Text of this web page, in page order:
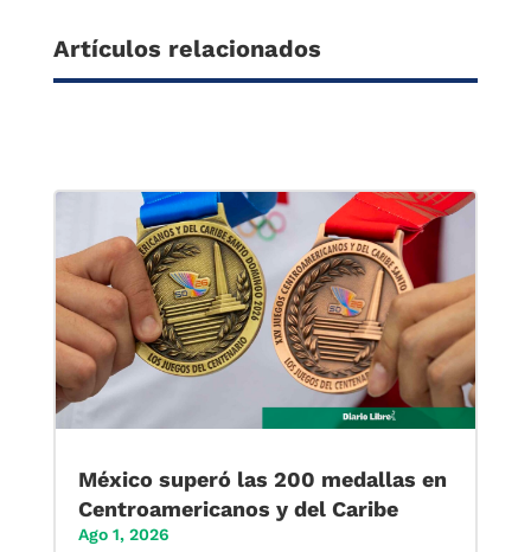
Artículos relacionados
México superó las 200 medallas en
Centroamericanos y del Caribe
Ago 1, 2026